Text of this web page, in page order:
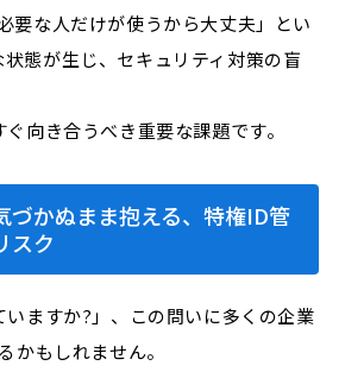
要な人だけが使うから大丈夫」とい
態が生じ、セキュリティ対策の盲
向き合うべき重要な課題です。
づかぬまま抱える、特権ID管
スク
いますか?」、この問いに多くの企業
かもしれません。